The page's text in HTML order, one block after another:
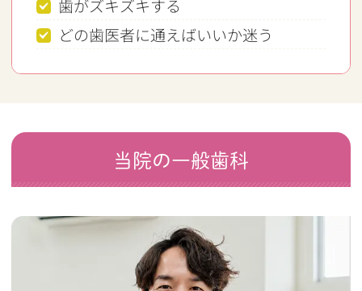
歯がズキズキする
どの歯医者に通えばいいか迷う
当院の一般歯科